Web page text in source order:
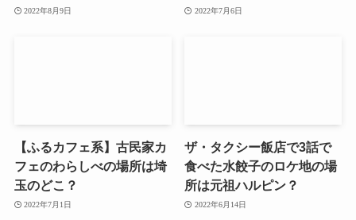
2022年8月9日 2022年7月6日
【ふるカフェ系】古民家カ
フェのわらしべの場所は埼
玉のどこ？
2022年7月1日
ザ・タクシー飯店で3話で
食べた水餃子のロケ地の場
所は元祖ハルピン？
2022年6月14日